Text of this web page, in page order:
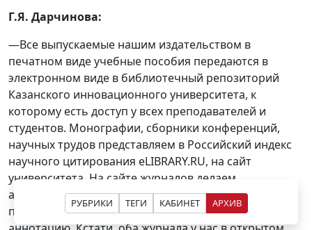
РУБРИКИ ТЕГИ КАБИНЕТ АРХИВ
Г.Я. Дарчинова:
—Все выпускаемые нашим издательством в
печатном виде учебные пособия передаются в
электронном виде в библиотечный репозиторий
Казанского инновационного университета, к
которому есть доступ у всех преподавателей и
студентов. Монографии, сборники конференций,
научных трудов представляем в Российский индекс
научного цитирования eLIBRARY.RU, на сайт
университета. На сайте журналов делаем
аудиосопровождение к каждой статье, которое
позволяет прослушать название публикации и её